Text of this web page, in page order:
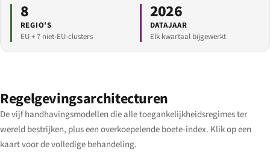
8
REGIO'S
EU + 7 niet-EU-clusters
2026
DATAJAAR
Elk kwartaal bijgewerkt
Regelgevingsarchitecturen
De vijf handhavingsmodellen die alle toegankelijkheidsregimes ter
wereld bestrijken, plus een overkoepelende boete-index. Klik op een
kaart voor de volledige behandeling.